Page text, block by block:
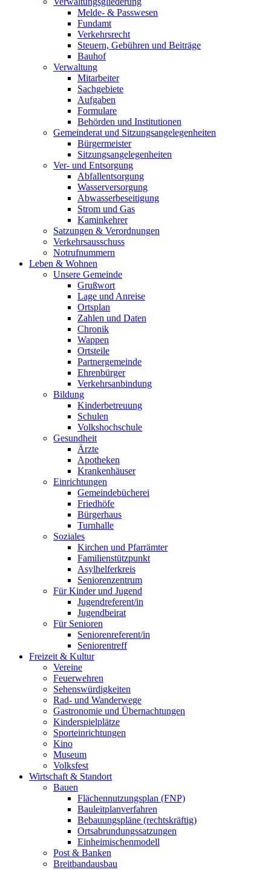
Melde- & Passwesen
Fundamt
Verkehrsrecht
Steuern, Gebühren und Beiträge
Bauhof
Verwaltung
Mitarbeiter
Sachgebiete
Aufgaben
Formulare
Behörden und Institutionen
Gemeinderat und Sitzungsangelegenheiten
Bürgermeister
Sitzungsangelegenheiten
Ver- und Entsorgung
Abfallentsorgung
Wasserversorgung
Abwasserbeseitigung
Strom und Gas
Kaminkehrer
Satzungen & Verordnungen
Verkehrsausschuss
Notrufnummern
Leben & Wohnen
Unsere Gemeinde
Grußwort
Lage und Anreise
Ortsplan
Zahlen und Daten
Chronik
Wappen
Ortsteile
Partnergemeinde
Ehrenbürger
Verkehrsanbindung
Bildung
Kinderbetreuung
Schulen
Volkshochschule
Gesundheit
Ärzte
Apotheken
Krankenhäuser
Einrichtungen
Gemeindebücherei
Friedhöfe
Bürgerhaus
Turnhalle
Soziales
Kirchen und Pfarrämter
Familienstützpunkt
Asylhelferkreis
Seniorenzentrum
Für Kinder und Jugend
Jugendreferent/in
Jugendbeirat
Für Senioren
Seniorenreferent/in
Seniorentreff
Freizeit & Kultur
Vereine
Feuerwehren
Sehenswürdigkeiten
Rad- und Wanderwege
Gastronomie und Übernachtungen
Kinderspielplätze
Sporteinrichtungen
Kino
Museum
Volksfest
Wirtschaft & Standort
Bauen
Flächennutzungsplan (FNP)
Bauleitplanverfahren
Bebauungspläne (rechtskräftig)
Ortsabrundungssatzungen
Einheimischenmodell
Post & Banken
Breitbandausbau